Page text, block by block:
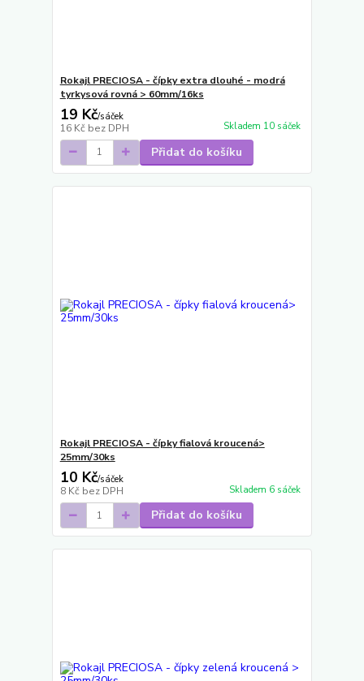
Rokajl PRECIOSA - čípky extra dlouhé - modrá
tyrkysová rovná > 60mm/16ks
19 Kč/sáček
16 Kč bez DPH Skladem 10 sáček
Přidat do košíku
Rokajl PRECIOSA - čípky fialová kroucená>
25mm/30ks
10 Kč/sáček
8 Kč bez DPH Skladem 6 sáček
Přidat do košíku